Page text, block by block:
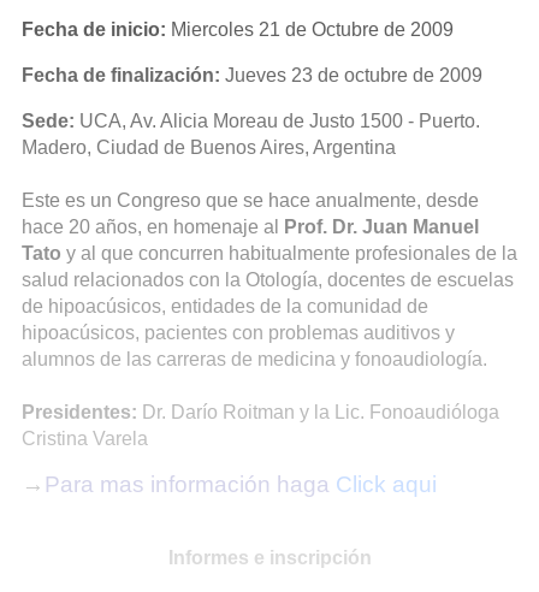
Fecha de inicio: Miercoles 21 de Octubre de 2009
Fecha de finalización: Jueves 23 de octubre de 2009
Sede: UCA, Av. Alicia Moreau de Justo 1500 - Puerto.
Madero, Ciudad de Buenos Aires, Argentina
Este es un Congreso que se hace anualmente, desde
hace 20 años, en homenaje al
Prof. Dr. Juan Manuel
Tato y al que concurren habitualmente profesionales de la
salud relacionados con la Otología, docentes de escuelas
de hipoacúsicos, entidades de la comunidad de
hipoacúsicos, pacientes con problemas auditivos y
alumnos de las carreras de medicina y fonoaudiología.
Presidentes: Dr. Darío Roitman y la Lic. Fonoaudióloga
Cristina Varela
→ Para mas información haga Click aqui
Informes e inscripción